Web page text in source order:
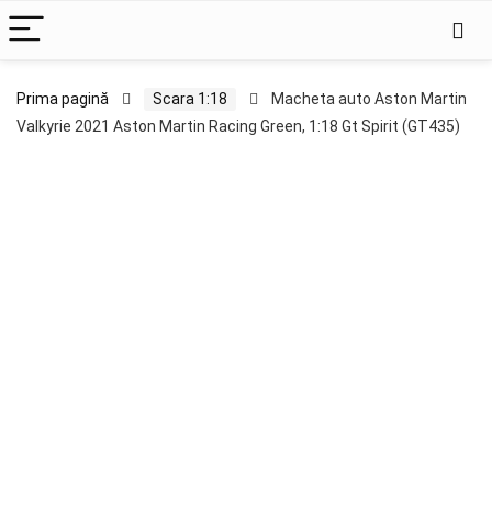
Prima pagină Scara 1:18
Macheta auto Aston Martin
Valkyrie 2021 Aston Martin Racing Green, 1:18 Gt Spirit (GT435)